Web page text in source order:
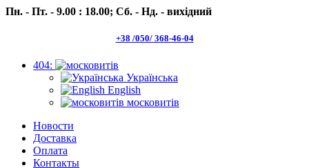
Пн. - Пт. - 9.00 : 18.00; Сб. - Нд. - вихідний
+38 /050/ 368-46-04
404:
Українська
English
московитів
Новости
Доставка
Оплата
Контакты